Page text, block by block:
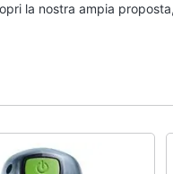
Vetreria
Vedi tutti
la nostra ampia